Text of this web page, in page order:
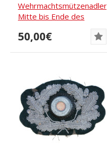
Wehrmachtsmützenadler,
Mitte bis Ende des
50,00€